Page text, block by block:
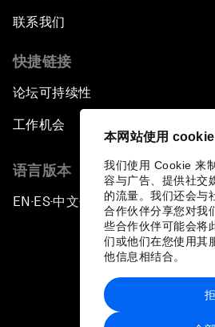
本网站使用 cookie
我们使用 Cookie 来
容与广告、提供社交
的流量。我们还会与
合作伙伴分享您对我
些合作伙伴可能会将
们或他们在您使用其
他信息相结合。
联系我们
快捷链接
论坛可持续性
工作机会
语言版本
EN ▪ES▪中文▪ 日本語